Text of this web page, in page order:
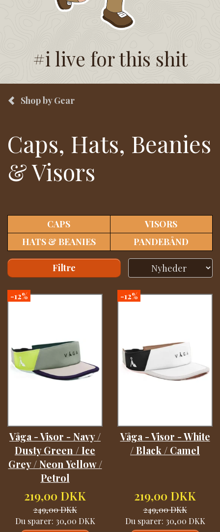
#i live for this shit
Shop by Gear
Caps, Hats, Beanies
& Visors
CAPS
VISORS
HATS & BEANIES
PANDEBÅND
Filtre
-12%
Våga - Visor - Navy /
Dusty Green / Ice
Grey / Neon Yellow /
Petrol
219,00 DKK
249,00 DKK
Du sparer: 30,00 DKK
-12%
Våga - Visor - White
/ Black / Camel
219,00 DKK
249,00 DKK
Du sparer: 30,00 DKK